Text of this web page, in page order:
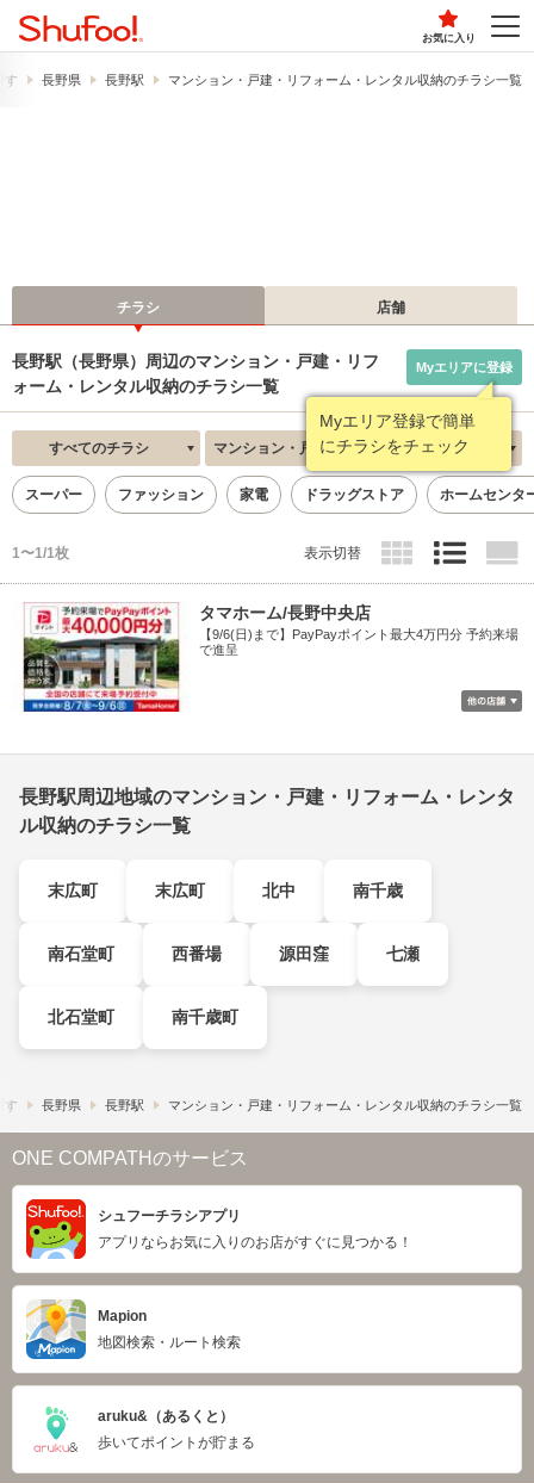
お気に入り
す 長野県 長野駅 マンション・戸建・リフォーム・レンタル収納のチラシ一覧
チラシ 店舗
長野駅（長野県）周辺のマンション・戸建・リフ
ォーム・レンタル収納のチラシ一覧
Myエリア登録で簡単
にチラシをチェック
Myエリアに登録
すべてのチラシ マンション・戸建・リフォーム・レンタル収納 新着順
スーパー ファッション 家電 ドラッグストア ホームセンタ
1〜1/1枚 表示切替
タマホーム/長野中央店
【9/6(日)まで】PayPayポイント最大4万円分 予約来場
で進呈
長野駅周辺地域のマンション・戸建・リフォーム・レンタ
ル収納のチラシ一覧
末広町 末広町 北中 南千歳
南石堂町 西番場 源田窪 七瀬
北石堂町 南千歳町
す 長野県 長野駅 マンション・戸建・リフォーム・レンタル収納のチラシ一覧
ONE COMPATHのサービス
シュフーチラシアプリ
アプリならお気に入りのお店がすぐに見つかる！
Mapion
地図検索・ルート検索
aruku&（あるくと）
歩いてポイントが貯まる